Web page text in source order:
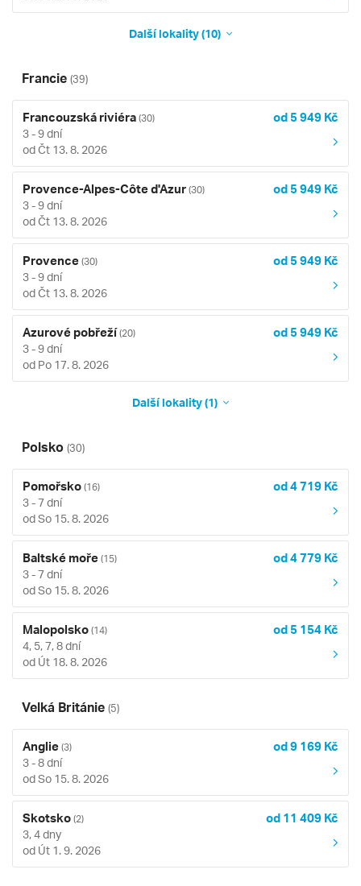
Další lokality (10)
Francie (39)
Francouzská riviéra (30) od 5 949 Kč
3 - 9 dní
od Čt 13. 8. 2026
Provence-Alpes-Côte d'Azur (30) od 5 949 Kč
3 - 9 dní
od Čt 13. 8. 2026
Provence (30) od 5 949 Kč
3 - 9 dní
od Čt 13. 8. 2026
Azurové pobřeží(20) od 5 949 Kč
3 - 9 dní
od Po 17. 8. 2026
Další lokality (1)
Polsko (30)
Pomořsko (16) od 4 719 Kč
3 - 7 dní
od So 15. 8. 2026
Baltské moře (15) od 4 779 Kč
3 - 7 dní
od So 15. 8. 2026
Malopolsko (14) od 5 154 Kč
4, 5, 7, 8 dní
od Út 18. 8. 2026
Velká Británie (5)
Anglie (3) od 9 169 Kč
3 - 8 dní
od So 15. 8. 2026
Skotsko (2) od 11 409 Kč
3, 4 dny
od Út 1. 9. 2026